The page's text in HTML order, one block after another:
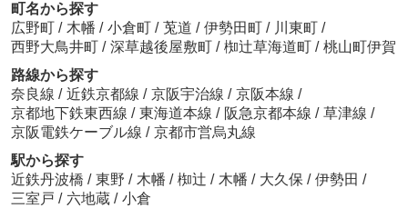
町名から探す
広野町 / 木幡 / 小倉町 / 莵道 / 伊勢田町 / 川東町 /
西野大鳥井町 / 深草越後屋敷町 / 椥辻草海道町 / 桃山町伊賀
路線から探す
奈良線 / 近鉄京都線 / 京阪宇治線 / 京阪本線 /
京都地下鉄東西線 / 東海道本線 / 阪急京都本線 / 草津線 /
京阪電鉄ケーブル線 / 京都市営烏丸線
駅から探す
近鉄丹波橋 / 東野 / 木幡 / 椥辻 / 木幡 / 大久保 / 伊勢田 /
三室戸 / 六地蔵 / 小倉